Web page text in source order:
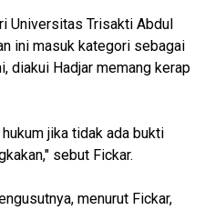
Universitas Trisakti Abdul
ini masuk kategori sebagai
diakui Hadjar memang kerap
jika tidak ada bukti
sebut Fickar.
menurut Fickar,